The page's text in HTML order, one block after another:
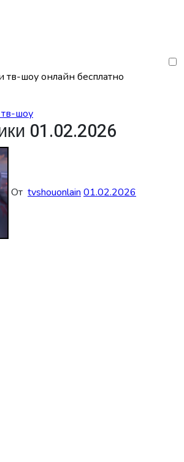
тв-шоу онлайн бесплатно
шоу
01.02.2026
От tvshouonlain 01.02.2026